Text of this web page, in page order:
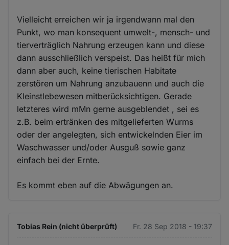
Vielleicht erreichen wir ja irgendwann mal den
Punkt, wo man konsequent umwelt-, mensch- und
tierverträglich Nahrung erzeugen kann und diese
dann ausschließlich verspeist. Das heißt für mich
dann aber auch, keine tierischen Habitate
zerstören um Nahrung anzubauenn und auch die
Kleinstlebewesen mitberücksichtigen. Gerade
letzteres wird mMn gerne ausgeblendet , sei es
z.B. beim ertränken des mitgelieferten Wurms
oder der angelegten, sich entwickelnden Eier im
Waschwasser und/oder Ausguß sowie ganz
einfach bei der Ernte.
Es kommt eben auf die Abwägungen an.
Tobias Rein (nicht überprüft) Fr. 28 Sep 2018 - 19:37